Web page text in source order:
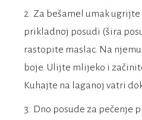
Za bešamel umak
prikladnoj posudi (šira
rastopite maslac. Na
boje. Ulijte mlijeko i
Kuhajte na laganoj vatri
Dno posude za pečenje